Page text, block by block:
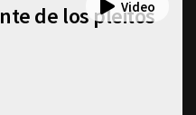
de los pleitos